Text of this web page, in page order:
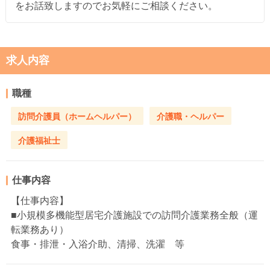
をお話致しますのでお気軽にご相談ください。
求人内容
職種
訪問介護員（ホームヘルパー） 介護職・ヘルパー
介護福祉士
仕事内容
【仕事内容】
■小規模多機能型居宅介護施設での訪問介護業務全般（運
転業務あり）
食事・排泄・入浴介助、清掃、洗濯 等